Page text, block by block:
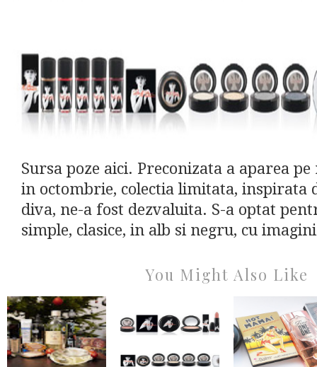
Sursa poze aici. Preconizata a aparea
in octombrie, colectia limitata, inspirata
diva, ne-a fost dezvaluita. S-a optat
simple, clasice, in alb si negru, cu
You Might Also Like